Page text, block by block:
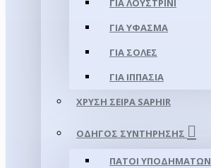
ΓΙΑ ΛΟΥΣΤΡΊΝΙ
ΓΙΑ ΥΦΑΣΜΑ
ΓΙΑ ΣΌΛΕΣ
ΓΙΑ ΙΠΠΑΣΊΑ
ΧΡΥΣΉ ΣΕΙΡΆ SAPHIR
ΟΔΗΓΌΣ ΣΥΝΤΉΡΗΣΗΣ
ΠΆΤΟΙ ΥΠΟΔΗΜΆΤΩΝ